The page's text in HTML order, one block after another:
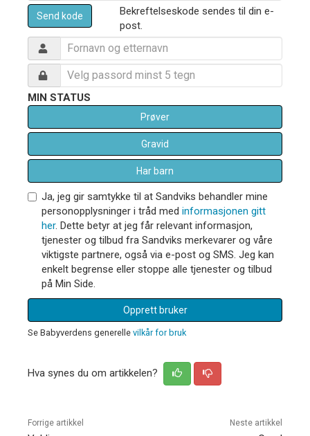
Send kode
Bekreftelseskode sendes til din e-
post.
MIN STATUS
Prøver
Gravid
Har barn
Ja, jeg gir samtykke til at Sandviks behandler mine
personopplysninger i tråd med informasjonen gitt
her. Dette betyr at jeg får relevant informasjon,
tjenester og tilbud fra Sandviks merkevarer og våre
viktigste partnere, også via e-post og SMS. Jeg kan
enkelt begrense eller stoppe alle tjenester og tilbud
på Min Side.
Opprett bruker
Se Babyverdens generelle vilkår for bruk
Hva synes du om artikkelen?
Forrige artikkel Neste artikkel